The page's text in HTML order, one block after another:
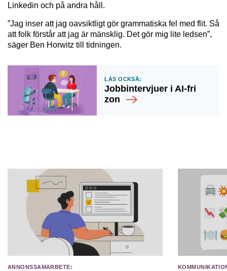
Linkedin och på andra håll.
”Jag inser att jag oavsiktligt gör grammatiska fel med flit. Så
att folk förstår att jag är mänsklig. Det gör mig lite ledsen”,
säger Ben Horwitz till tidningen.
Läs också:
Jobbintervjuer i AI-fri
zon
Annonssamarbete: